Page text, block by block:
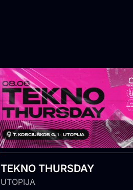
TEKNO THURSDAY
UTOPIJA